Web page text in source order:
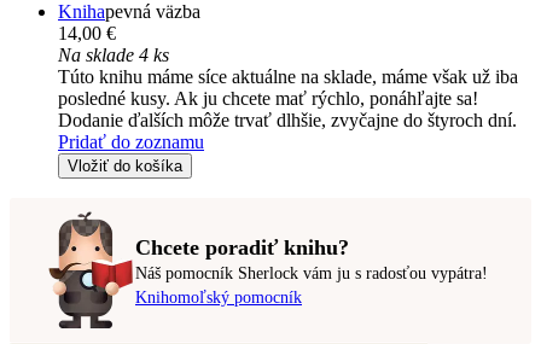
Knihapevná väzba
14,00 €
Na sklade 4 ks
Túto knihu máme síce aktuálne na sklade, máme však už iba
posledné kusy. Ak ju chcete mať rýchlo, ponáhľajte sa!
Dodanie ďalších môže trvať dlhšie, zvyčajne do štyroch dní.
Pridať do zoznamu
Vložiť do košíka
Chcete poradiť knihu?
Náš pomocník Sherlock vám ju s radosťou vypátra!
Knihomoľský pomocník